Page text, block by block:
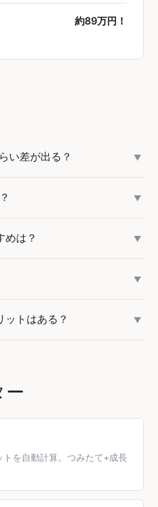
約89万円！
い差が出る？ ▼
約292万円になります。差額
く期間が長いほど差は広がり
約890万円にもなります。
▼
口座なら約57万円
が、NISAなら0円です。ま
万円/年+成長投資枠240万円/
めは？ ▼
ル・カントリー）」信託報
国株式（S&P500）」信託報
ロード（購入時手数料0%）
▼
し年によっては-30%以上の
年以上）なら過去のデータ
ットはある？ ▼
マ（ヘルスケア、AI等）に
特定市場にアクセスしたい
ることもあります。コア資産
理的です。
ー
を自動計算。つみたて+成長